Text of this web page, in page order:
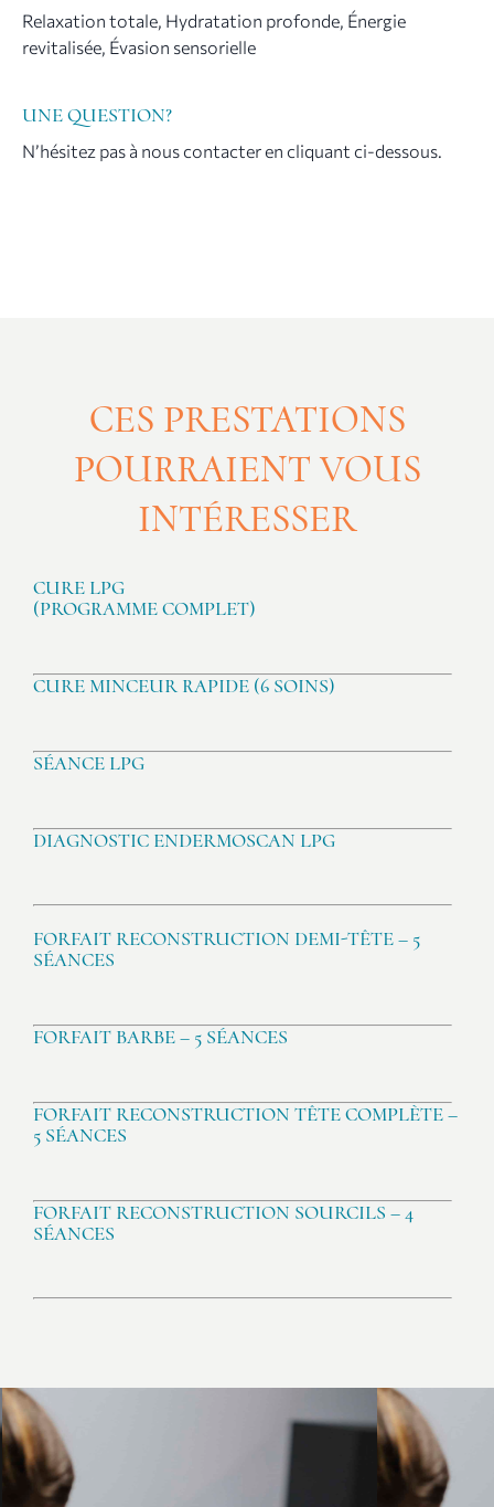
Relaxation totale, Hydratation profonde, Énergie
revitalisée, Évasion sensorielle
UNE QUESTION?
N’hésitez pas à nous contacter en cliquant ci-dessous.
CES PRESTATIONS
POURRAIENT VOUS
INTÉRESSER
CURE LPG
(PROGRAMME COMPLET)
CURE MINCEUR RAPIDE (6 SOINS)
SÉANCE LPG
DIAGNOSTIC ENDERMOSCAN LPG
FORFAIT RECONSTRUCTION DEMI-TÊTE – 5
SÉANCES
FORFAIT BARBE – 5 SÉANCES
FORFAIT RECONSTRUCTION TÊTE COMPLÈTE –
5 SÉANCES
FORFAIT RECONSTRUCTION SOURCILS – 4
SÉANCES